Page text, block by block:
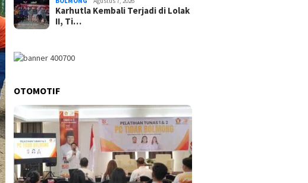
Karhutla Kembali Terjadi di Lolak
II, Ti…
OTOMOTIF